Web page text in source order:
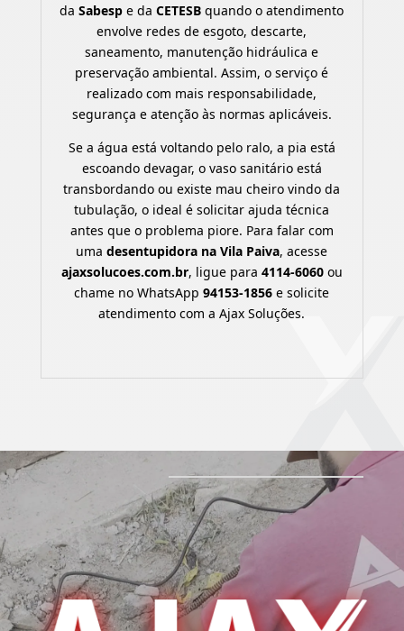
daSabesp e daCETESB quando o atendimento
envolve redes de esgoto, descarte,
saneamento, manutenção hidráulica e
preservação ambiental. Assim, o serviço é
realizado com mais responsabilidade,
segurança e atenção às normas aplicáveis.
Se a água está voltando pelo ralo, a pia está
escoando devagar, o vaso sanitário está
transbordando ou existe mau cheiro vindo da
tubulação, o ideal é solicitar ajuda técnica
antes que o problema piore. Para falar com
umadesentupidora na Vila Paiva, acesse
ajaxsolucoes.com.br, ligue para 4114-6060ou
chame no WhatsApp94153-1856 e solicite
atendimento com a Ajax Soluções.